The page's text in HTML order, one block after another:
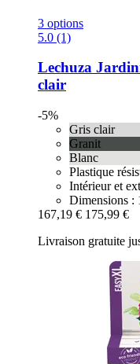
3 options
5.0 (1)
Lechuza
clair
-5%
Gris clair
Granit
Blanc
Plastique
Intérieur et
Dimensions :
167,19 € 175,99 €
Livraison gratuite